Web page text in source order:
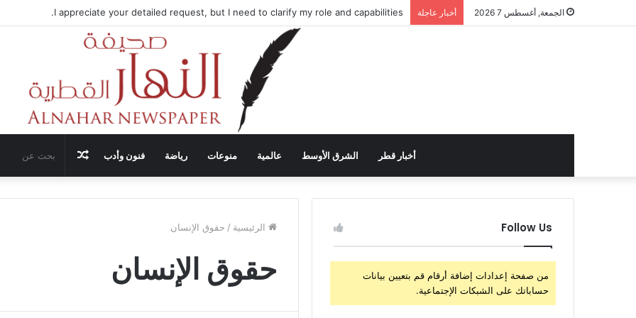
الجمعة, أغسطس 7 2026 أخبار عاجلة الولايات المتحدة تستضيف محادثات وقف إطلاق النار في غزة مع قطر وتركيا ومصر
أخبار قطر الشرق الأوسط عالمية منوعات رياضة فنون وأدب مقال
عشوائي
الرئيسية / حقوق الإنسان
حقوق الإنسان
Follow Us
من صفحة إعدادات إضافة أرقام قم بتعيين بيانات
حساباتك على الشبكات الإجتماعية.